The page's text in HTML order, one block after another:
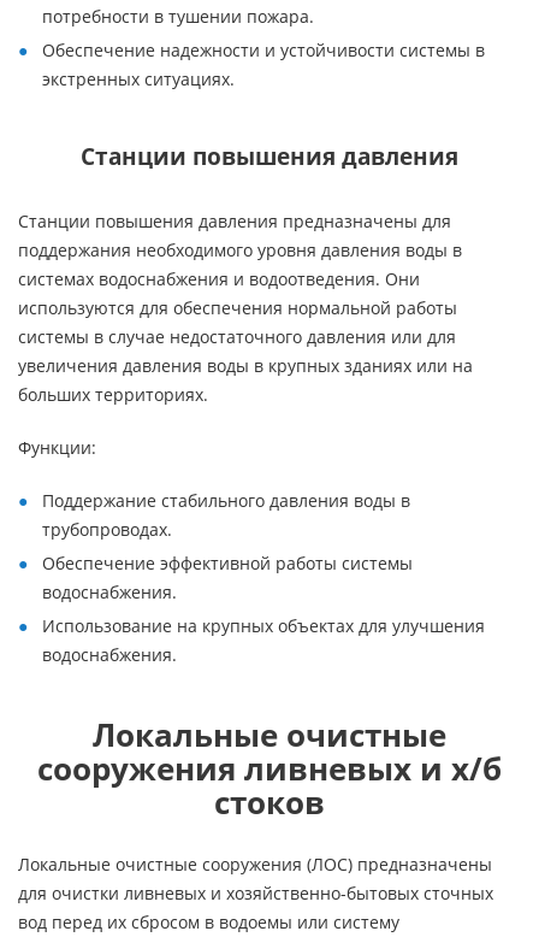
потребности в тушении пожара.
Обеспечение надежности и устойчивости системы в
экстренных ситуациях.
Станции повышения давления
Станции повышения давления предназначены для
поддержания необходимого уровня давления воды в
системах водоснабжения и водоотведения. Они
используются для обеспечения нормальной работы
системы в случае недостаточного давления или для
увеличения давления воды в крупных зданиях или на
больших территориях.
Функции:
Поддержание стабильного давления воды в
трубопроводах.
Обеспечение эффективной работы системы
водоснабжения.
Использование на крупных объектах для улучшения
водоснабжения.
Локальные очистные
сооружения ливневых и х/б
стоков
Локальные очистные сооружения (ЛОС) предназначены
для очистки ливневых и хозяйственно-бытовых сточных
вод перед их сбросом в водоемы или систему